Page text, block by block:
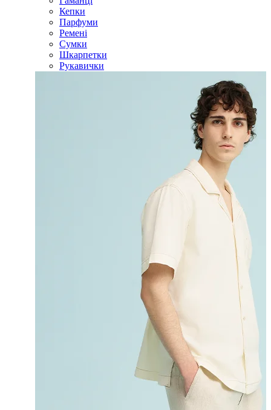
Кепки
Парфуми
Ремені
Сумки
Шкарпетки
Рукавички